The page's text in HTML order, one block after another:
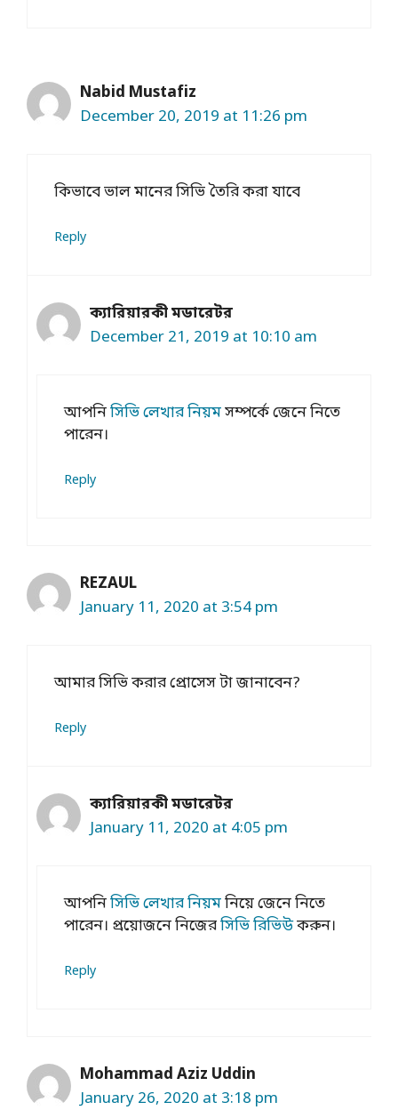
Nabid Mustafiz
December 20, 2019 at 11:26 pm
কিভাবে ভাল মানের সিভি তৈরি করা যাবে
Reply
ক্যারিয়ারকী মডারেটর
December 21, 2019 at 10:10 am
আপনিসিভি লেখার নিয়মসম্পর্কে জেনে নিতে
পারেন।
Reply
REZAUL
January 11, 2020 at 3:54 pm
আমার সিভি করার প্রোসেস টা জানাবেন?
Reply
ক্যারিয়ারকী মডারেটর
January 11, 2020 at 4:05 pm
আপনিসিভি লেখার নিয়মনিয়ে জেনে নিতে
পারেন। প্রয়োজনে নিজেরসিভি রিভিউকরুন।
Reply
Mohammad Aziz Uddin
January 26, 2020 at 3:18 pm